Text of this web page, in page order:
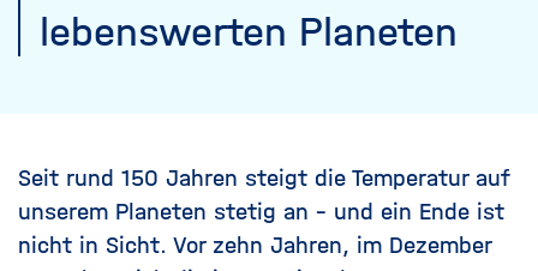
lebenswerten Planeten
Seit rund 150 Jahren steigt die Temperatur auf
unserem Planeten stetig an – und ein Ende ist
nicht in Sicht. Vor zehn Jahren, im Dezember